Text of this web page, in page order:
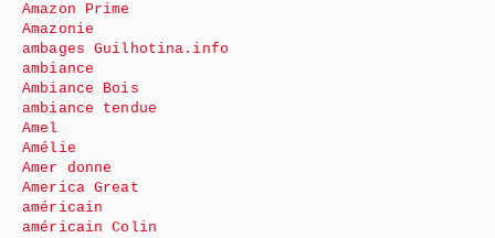
Amazon Prime
Amazonie
ambages Guilhotina.info
ambiance
Ambiance Bois
ambiance tendue
Amel
Amélie
Amer donne
America Great
américain
américain Colin